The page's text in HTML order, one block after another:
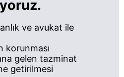
ve avukat ile
korunması
gelen tazminat
getirilmesi